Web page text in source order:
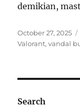
demikian,
Posted
on
October 27, 2025
Valorant,vandal
Search